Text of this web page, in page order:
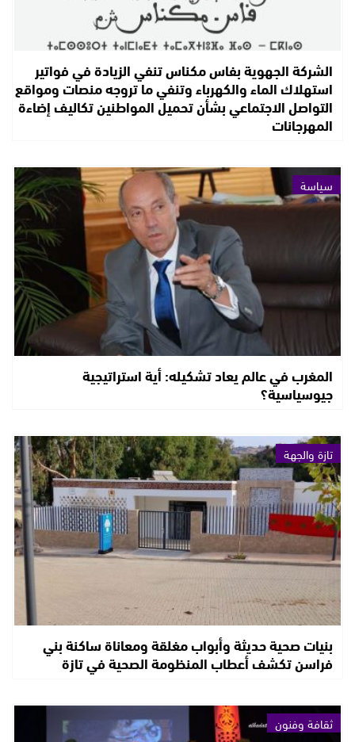
الشركة الجهوية بفاس مكناس تنفي الزيادة في فواتير
استهلاك الماء والكهرباء وتنفي ما تروجه منصات ومواقع
التواصل الاجتماعي بشأن تحميل المواطنين تكاليف إضاءة
المهرجانات
سياسة
المغرب في عالم يعاد تشكيله: أية استراتيجية
جيوسياسية؟
تازة والجهة
بنيات صحية حديثة وأبواب مغلقة ومعاناة ساكنة بني
فراسن تكشف أعطاب المنظومة الصحية في تازة
ثقافة وفنون